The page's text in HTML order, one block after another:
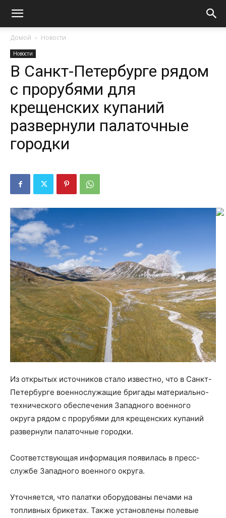
Домой Новости
Новости
В Санкт-Петербурге рядом
с прорубями для
крещенских купаний
развернули палаточные
городки
Из открытых источников стало известно, что в Санкт-
Петербурге военнослужащие бригады материально-
технического обеспечения Западного военного
округа рядом с прорубями для крещенских купаний
развернули палаточные городки.
Соответствующая информация появилась в пресс-
службе Западного военного округа.
Уточняется, что палатки оборудованы печами на
топливных брикетах. Также установлены полевые